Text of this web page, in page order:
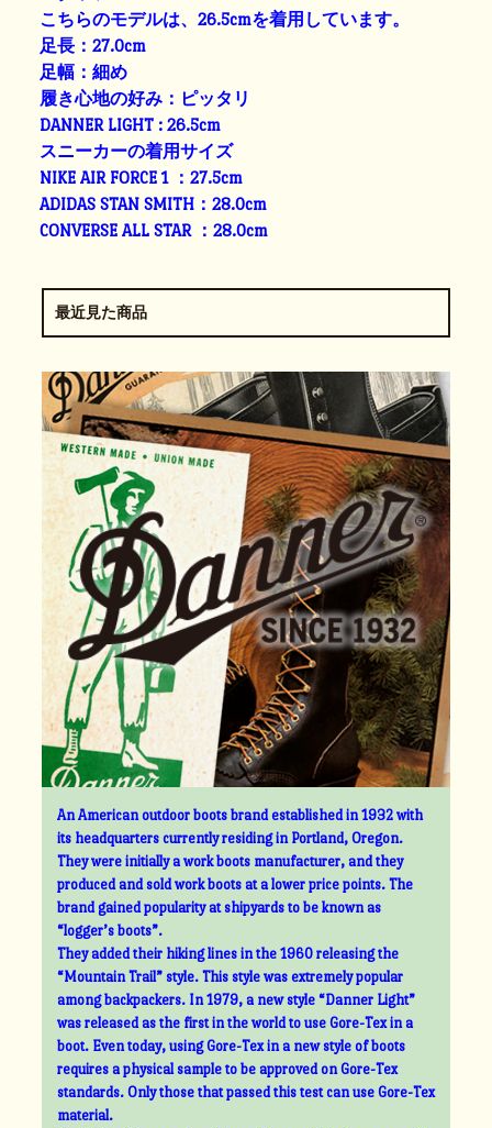
こちらのモデルは、26.5cmを着用しています。
足長：27.0cm
足幅：細め
履き心地の好み：ピッタリ
DANNER LIGHT : 26.5cm
スニーカーの着用サイズ
NIKE AIR FORCE 1 ：27.5cm
ADIDAS STAN SMITH：28.0cm
CONVERSE ALL STAR ：28.0cm
最近見た商品
An American outdoor boots brand established in 1932 with
its headquarters currently residing in Portland, Oregon.
They were initially a work boots manufacturer, and they
produced and sold work boots at a lower price points. The
brand gained popularity at shipyards to be known as
“logger’s boots”.
They added their hiking lines in the 1960 releasing the
“Mountain Trail” style. This style was extremely popular
among backpackers. In 1979, a new style “Danner Light”
was released as the first in the world to use Gore-Tex in a
boot. Even today, using Gore-Tex in a new style of boots
requires a physical sample to be approved on Gore-Tex
standards. Only those that passed this test can use Gore-Tex
material.